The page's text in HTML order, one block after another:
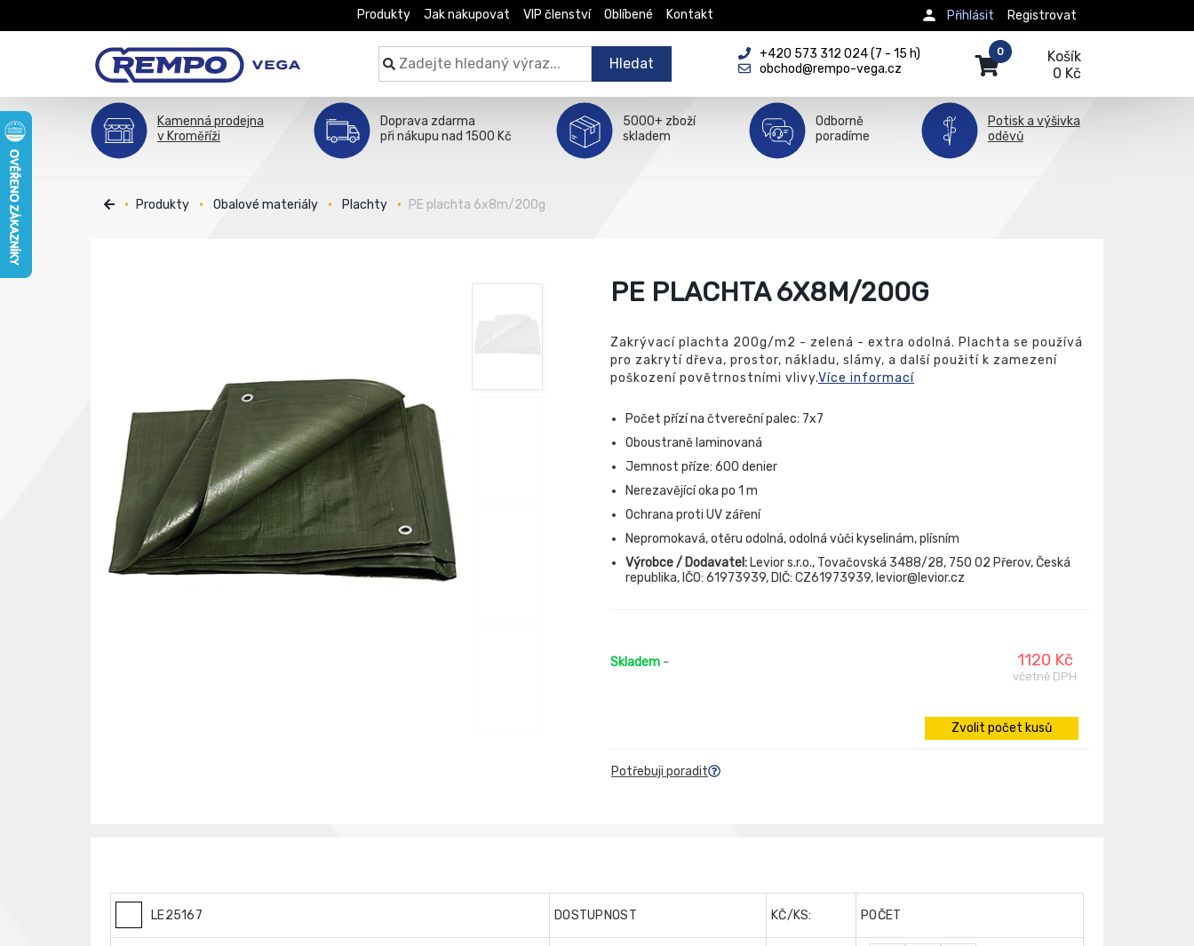
Produkty Jak nakupovat VIP členství Oblíbené Kontakt Registrovat
Přihlásit
Hledat
+420 573 312 024 (7 - 15 h)
obchod@rempo-vega.cz
Košík
0 Kč
0
Kamenná prodejna
v Kroměříži
Doprava zdarma
při nákupu nad 1500 Kč
5000+ zboží
skladem
Odborně
poradíme
Potisk a výšivka
oděvů
Produkty Obalové materiály Plachty PE plachta 6x8m/200g
PE PLACHTA 6X8M/200G
Zakrývací plachta 200g/m2 - zelená - extra odolná. Plachta se používá
pro zakrytí dřeva, prostor, nákladu, slámy, a další použití k zamezení
poškození povětrnostními vlivy.Více informací
Počet přízí na čtvereční palec: 7x7
Oboustraně laminovaná
Jemnost příze: 600 denier
Nerezavějící oka po 1 m
Ochrana proti UV záření
Nepromokavá, otěru odolná, odolná vůči kyselinám, plísním
Výrobce / Dodavatel: Levior s.r.o., Tovačovská 3488/28, 750 02 Přerov, Česká
republika, IČO: 61973939, DIČ: CZ61973939, levior@levior.cz
Skladem - 1120 Kč
včetně DPH
Zvolit počet kusů
Potřebuji poradit
LE25167 DOSTUPNOST KČ/KS: POČET